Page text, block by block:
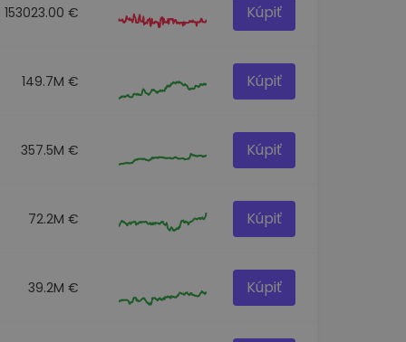
153023.00 € Kúpiť
149.7M € Kúpiť
357.5M € Kúpiť
72.2M € Kúpiť
39.2M € Kúpiť